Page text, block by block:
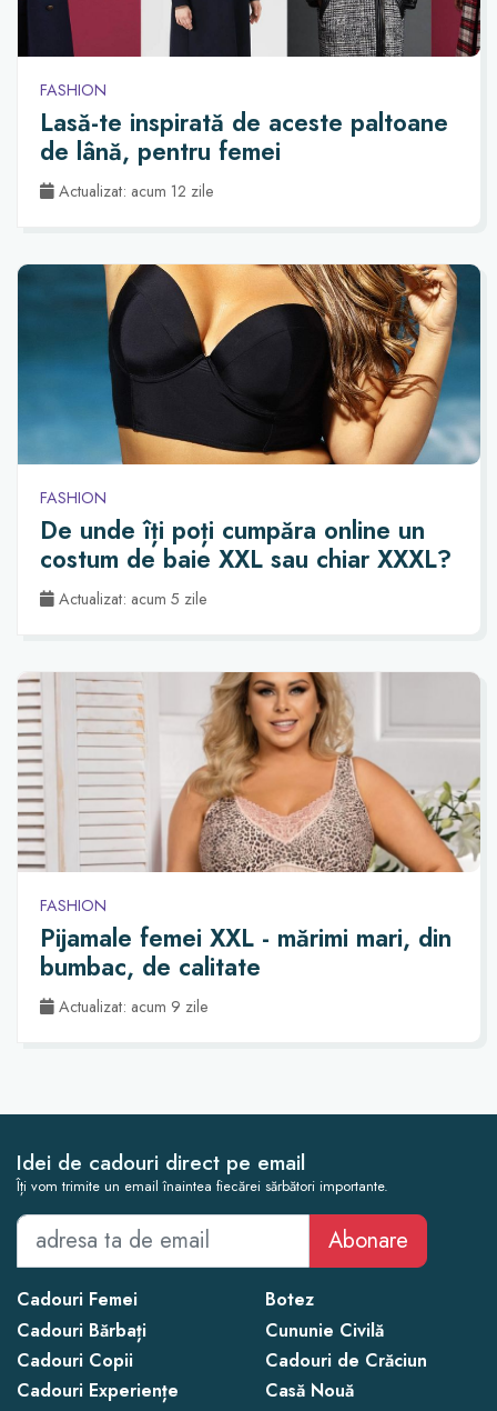
FASHION
Lasă-te inspirată de aceste paltoane
de lână, pentru femei
Actualizat: acum 12 zile
FASHION
De unde îți poți cumpăra online un
costum de baie XXL sau chiar XXXL?
Actualizat: acum 5 zile
FASHION
Pijamale femei XXL - mărimi mari, din
bumbac, de calitate
Actualizat: acum 9 zile
Idei de cadouri direct pe email
Îți vom trimite un email înaintea fiecărei sărbători importante.
Abonare
Cadouri Femei
Cadouri Bărbați
Cadouri Copii
Cadouri Experiențe
Botez
Cununie Civilă
Cadouri de Crăciun
Casă Nouă